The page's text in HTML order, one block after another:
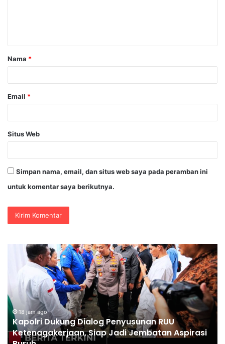
a
r
Nama *
Email *
Situs Web
Simpan nama, email, dan situs web saya pada peramban ini
untuk komentar saya berikutnya.
ago
Dukung Dialog Penyusunan RUU
Siap Jadi Jembatan Aspirasi
Polri
Pastikan
Proses
Pemeriksaan
Personel
di
Aceh
Dilaksanakan
Secara
18 jam ago
Polri
Aceh